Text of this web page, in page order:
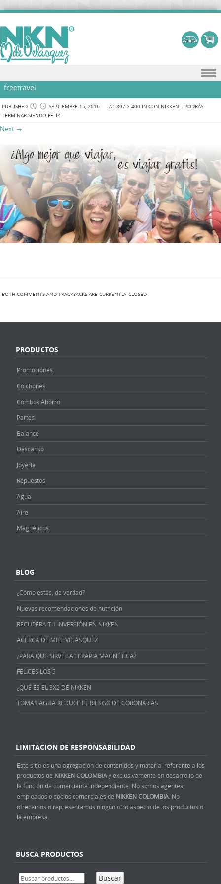
Skip to content
freetravel
PUBLISHED SEPTIEMBRE 15, 2016 AT 897 × 400 IN CON NIKKEN… PODRÁS
TERMINAR SIENDO FELIZ
Next →
BOTH COMMENTS AND TRACKBACKS ARE CURRENTLY CLOSED.
PRODUCTOS
Promociones
Colchones
Combos Ahorro
Partes
Balance
Descanso
Joyería
Repuestos
Agua
Aire
Magnéticos
BLOG
¿Cómo estás, de verdad?
Nuevas recomendaciones de nutrición
RECUPERA TU INVERSIÓN EN NIKKEN
ACERCA DE MILE VELÁSQUEZ
¿PARA QUÉ SIRVE LA TERAPIA MAGNÉTICA?
FELICES LOS 5
¿QUÉ ES EL 3X2 DE NIKKEN
TOMAR AGUA REDUCE EL RIESGO DE CORONARIAS
LIMITACION DE RESPONSABILIDAD
Este sitio es una agregación de contenidos y material referente a los
productos de NIKKEN COLOMBIAy exclusivamente en desarrollo de
la función de comerciante independiente. No somos agentes,
empleados o socios comerciales de NIKKEN COLOMBIA . No
ofrecemos o representamos ningún otro aspecto de los productos o
la empresa.
BUSCA PRODUCTOS
Buscar